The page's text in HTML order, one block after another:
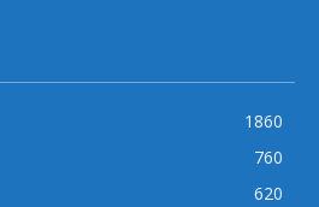
1860
760
620